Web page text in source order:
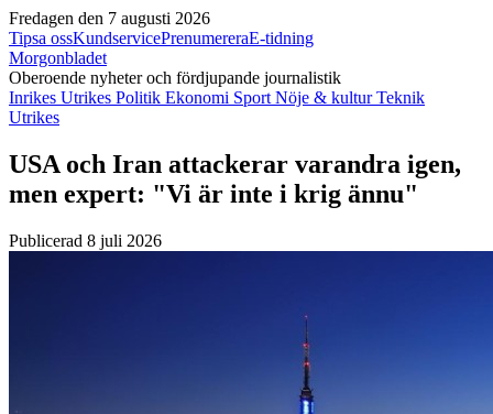
Fredagen den 7 augusti 2026
Tipsa ossKundservicePrenumereraE-tidning
Morgonbladet
Oberoende nyheter och fördjupande journalistik
Inrikes Utrikes Politik Ekonomi Sport Nöje & kulturTeknik
Utrikes
USA och Iran attackerar varandra igen,
men expert: "Vi är inte i krig ännu"
Publicerad 8 juli 2026